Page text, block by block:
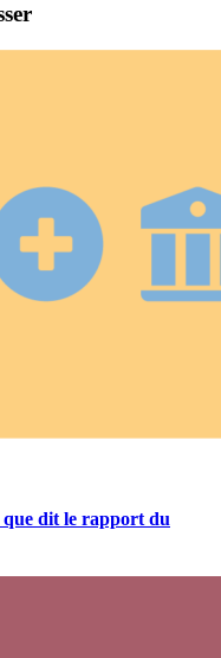
que dit le rapport du